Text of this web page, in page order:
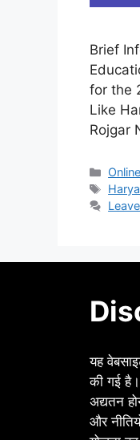
Brief
for the
Like
Rojgar
Tags
यह
की गई है।
अद्यतन
और